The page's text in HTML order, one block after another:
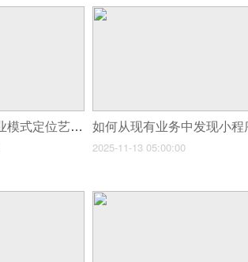
便民小程序的商业模式定位艺术
2025-11-13 05:00:00